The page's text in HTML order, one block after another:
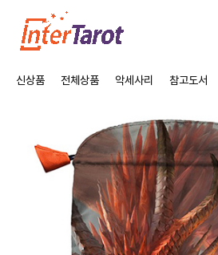
신상품 전체상품 악세사리 참고도서